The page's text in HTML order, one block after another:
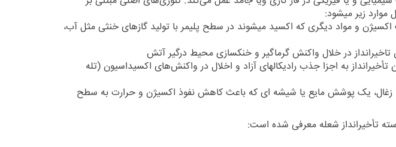
موارد زیر میشود:
و مواد دیگری که اکسید میشوند در سطح پلیمر با تولید گازهای خنثی مثل آب،
به اجزا جذب رادیکالهای آزاد و اخلال در واکنش‌های اکسیداسیون (تله
زغال، یک پوشش مایع یا شیشه ای که باعث کاهش نفوذ اکسیژن و حرارت به سطح
تأخیرانداز شعله معرفی شده است: